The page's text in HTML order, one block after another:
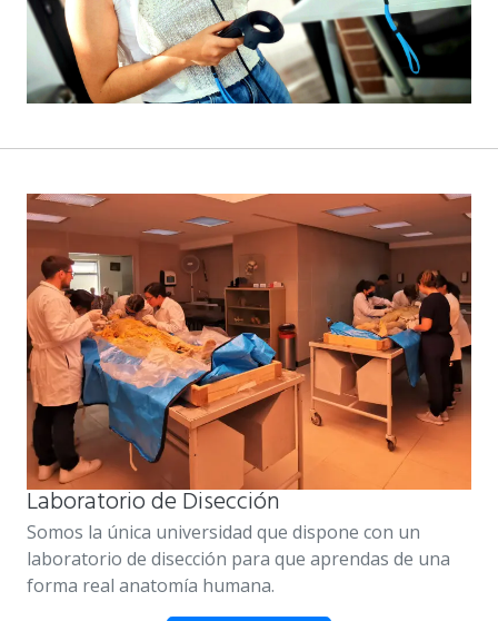
Laboratorio de Disección
Somos la única universidad que dispone con un
laboratorio de disección para que aprendas de una
forma real anatomía humana.